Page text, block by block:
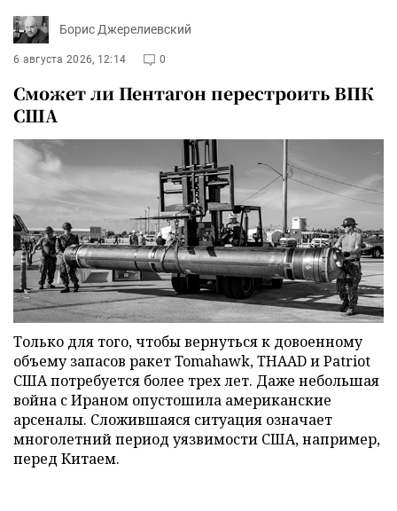
Борис Джерелиевский
6 августа 2026, 12:14 0
Сможет ли Пентагон перестроить ВПК
США
Только для того, чтобы вернуться к довоенному
объему запасов ракет Tomahawk, THAAD и Patriot
США потребуется более трех лет. Даже небольшая
война с Ираном опустошила американские
арсеналы. Сложившаяся ситуация означает
многолетний период уязвимости США, например,
перед Китаем.